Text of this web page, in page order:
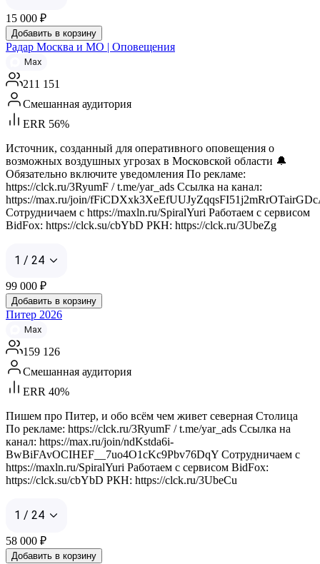
15 000 ₽
Добавить в корзину
Радар Москва и МО | Оповещения
Max
211 151
Смешанная аудитория
ERR 56%
Источник, созданный для оперативного оповещения о
возможных воздушных угрозах в Московской области 🔔
Обязательно включите уведомления По рекламе:
https://clck.ru/3RyumF / t.me/yar_ads Ссылка на канал:
https://max.ru/join/
Сотрудничаем с https://maxln.ru/SpiralYuri Работаем с сервисом
BidFox: https://clck.su/cbYbD РКН: https://clck.ru/3UbeZg
1 / 24
99 000 ₽
Добавить в корзину
Питер 2026
Max
159 126
Смешанная аудитория
ERR 40%
Пишем про Питер, и обо всём чем живет северная Столица
По рекламе: https://clck.ru/3RyumF / t.me/yar_ads Ссылка на
канал: https://max.ru/join/ndKstda6i-
BwBiFAvOCIHEF__7uo4O1cKc9Pbv76DqY Сотрудничаем с
https://maxln.ru/SpiralYuri Работаем с сервисом BidFox:
https://clck.su/cbYbD РКН: https://clck.ru/3UbeCu
1 / 24
58 000 ₽
Добавить в корзину